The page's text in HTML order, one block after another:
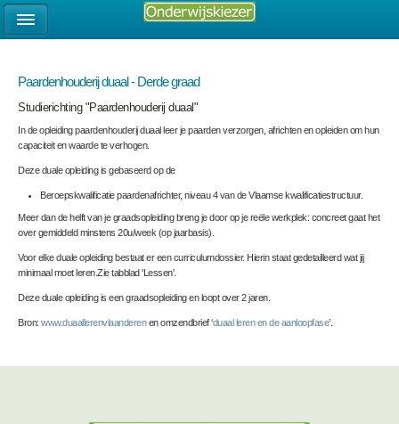
Paardenhouderij duaal - Derde graad
Studierichting "Paardenhouderij duaal"
In de opleiding paardenhouderij duaal leer je paarden verzorgen, africhten en opleiden om hun
capaciteit en waarde te verhogen.
Deze duale opleiding is gebaseerd op de
Beroepskwalificatie paardenafrichter, niveau 4 van de Vlaamse kwalificatiestructuur.
Meer dan de helft van je graadsopleiding breng je door op je reële werkplek: concreet gaat het
over gemiddeld minstens 20u/week (op jaarbasis).
Voor elke duale opleiding bestaat er een curriculumdossier. Hierin staat gedetailleerd wat jij
minimaal moet leren.Zie tabblad 'Lessen'.
Deze duale opleiding is een graadsopleiding en loopt over 2 jaren.
Bron: www.duaallerenvlaanderenen omzendbrief ‘duaal leren en de aanloopfase’.